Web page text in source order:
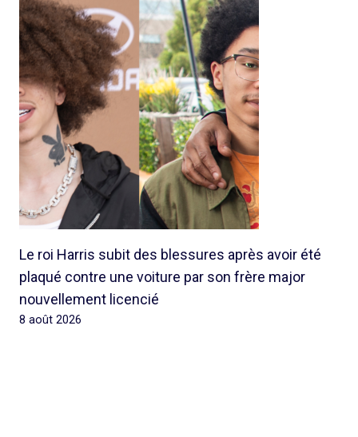
Le roi Harris subit des blessures après avoir été
plaqué contre une voiture par son frère major
nouvellement licencié
8 août 2026